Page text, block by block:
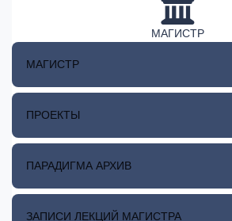
МАГИСТР
МАГИСТР
ПРОЕКТЫ
ПАРАДИГМА АРХИВ
ЗАПИСИ ЛЕКЦИЙ МАГИСТРА